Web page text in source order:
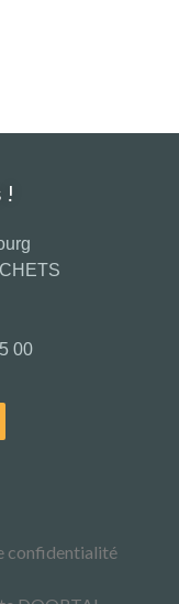
!
00
confidentialité